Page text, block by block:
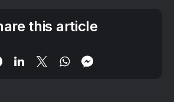
this article